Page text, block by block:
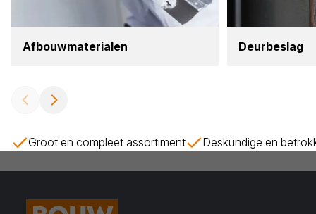
Afbouw­ma­te­ri­a­len Deur­be­slag
Groot en compleet assortiment Deskundige en